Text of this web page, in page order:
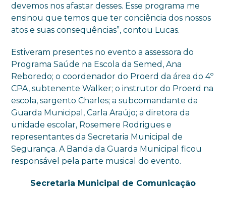
devemos nos afastar desses. Esse programa me
ensinou que temos que ter conciência dos nossos
atos e suas consequências”, contou Lucas.
Estiveram presentes no evento a assessora do
Programa Saúde na Escola da Semed, Ana
Reboredo; o coordenador do Proerd da área do 4º
CPA, subtenente Walker; o instrutor do Proerd na
escola, sargento Charles; a subcomandante da
Guarda Municipal, Carla Araújo; a diretora da
unidade escolar, Rosemere Rodrigues e
representantes da Secretaria Municipal de
Segurança. A Banda da Guarda Municipal ficou
responsável pela parte musical do evento.
Secretaria Municipal de Comunicação